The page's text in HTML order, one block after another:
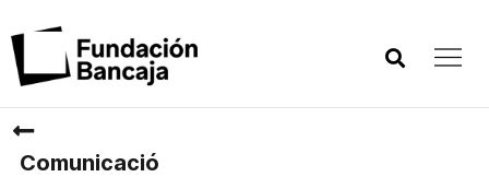
Comunicació